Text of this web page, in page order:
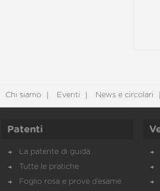
Chi siamo Eventi News e circolari
Patenti
La patente di guida
Tutte le pratiche
Foglio rosa e prove d’esame